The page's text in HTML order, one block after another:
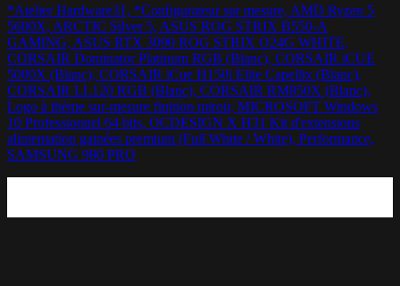
*Atelier Hardware31, *Configurateur sur mesure, AMD Ryzen 5
5600X, ARCTIC Silver 5, ASUS ROG STRIX B550-A
GAMING, ASUS RTX 3090 ROG STRIX O24G WHITE,
CORSAIR Dominator Platinum RGB (Blanc), CORSAIR iCUE
5000X (Blanc), CORSAIR iCue H150i Elite Capellix (Blanc),
CORSAIR LL120 RGB (Blanc), CORSAIR RM850X (Blanc),
Logo à thème sur-mesure finition miroir, MICROSOFT Windows
10 Professionnel 64 bits, OCDESIGN X H31 Kit d'extensions
alimentation gainées premium (Full White / White), Performance,
SAMSUNG 980 PRO